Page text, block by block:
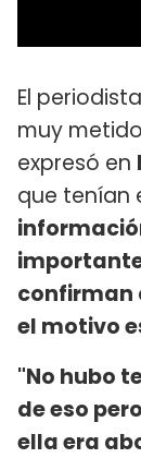
El periodista
muy
expresó en
que tenían
confirman
el motivo
"No hubo
de eso
ella era